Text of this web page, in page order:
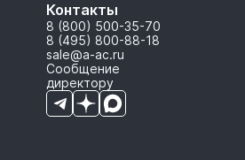
Контакты
8 (800) 500-35-70
8 (495) 800-88-18
sale@a-ac.ru
Сообщение
директору